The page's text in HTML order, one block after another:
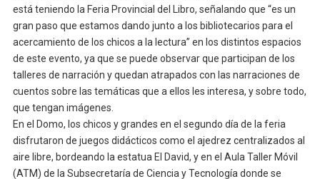
está teniendo la Feria Provincial del Libro, señalando que “es un
gran paso que estamos dando junto a los bibliotecarios para el
acercamiento de los chicos a la lectura” en los distintos espacios
de este evento, ya que se puede observar que participan de los
talleres de narración y quedan atrapados con las narraciones de
cuentos sobre las temáticas que a ellos les interesa, y sobre todo,
que tengan imágenes.
En el Domo, los chicos y grandes en el segundo día de la feria
disfrutaron de juegos didácticos como el ajedrez centralizados al
aire libre, bordeando la estatua El David, y en el Aula Taller Móvil
(ATM) de la Subsecretaría de Ciencia y Tecnología donde se